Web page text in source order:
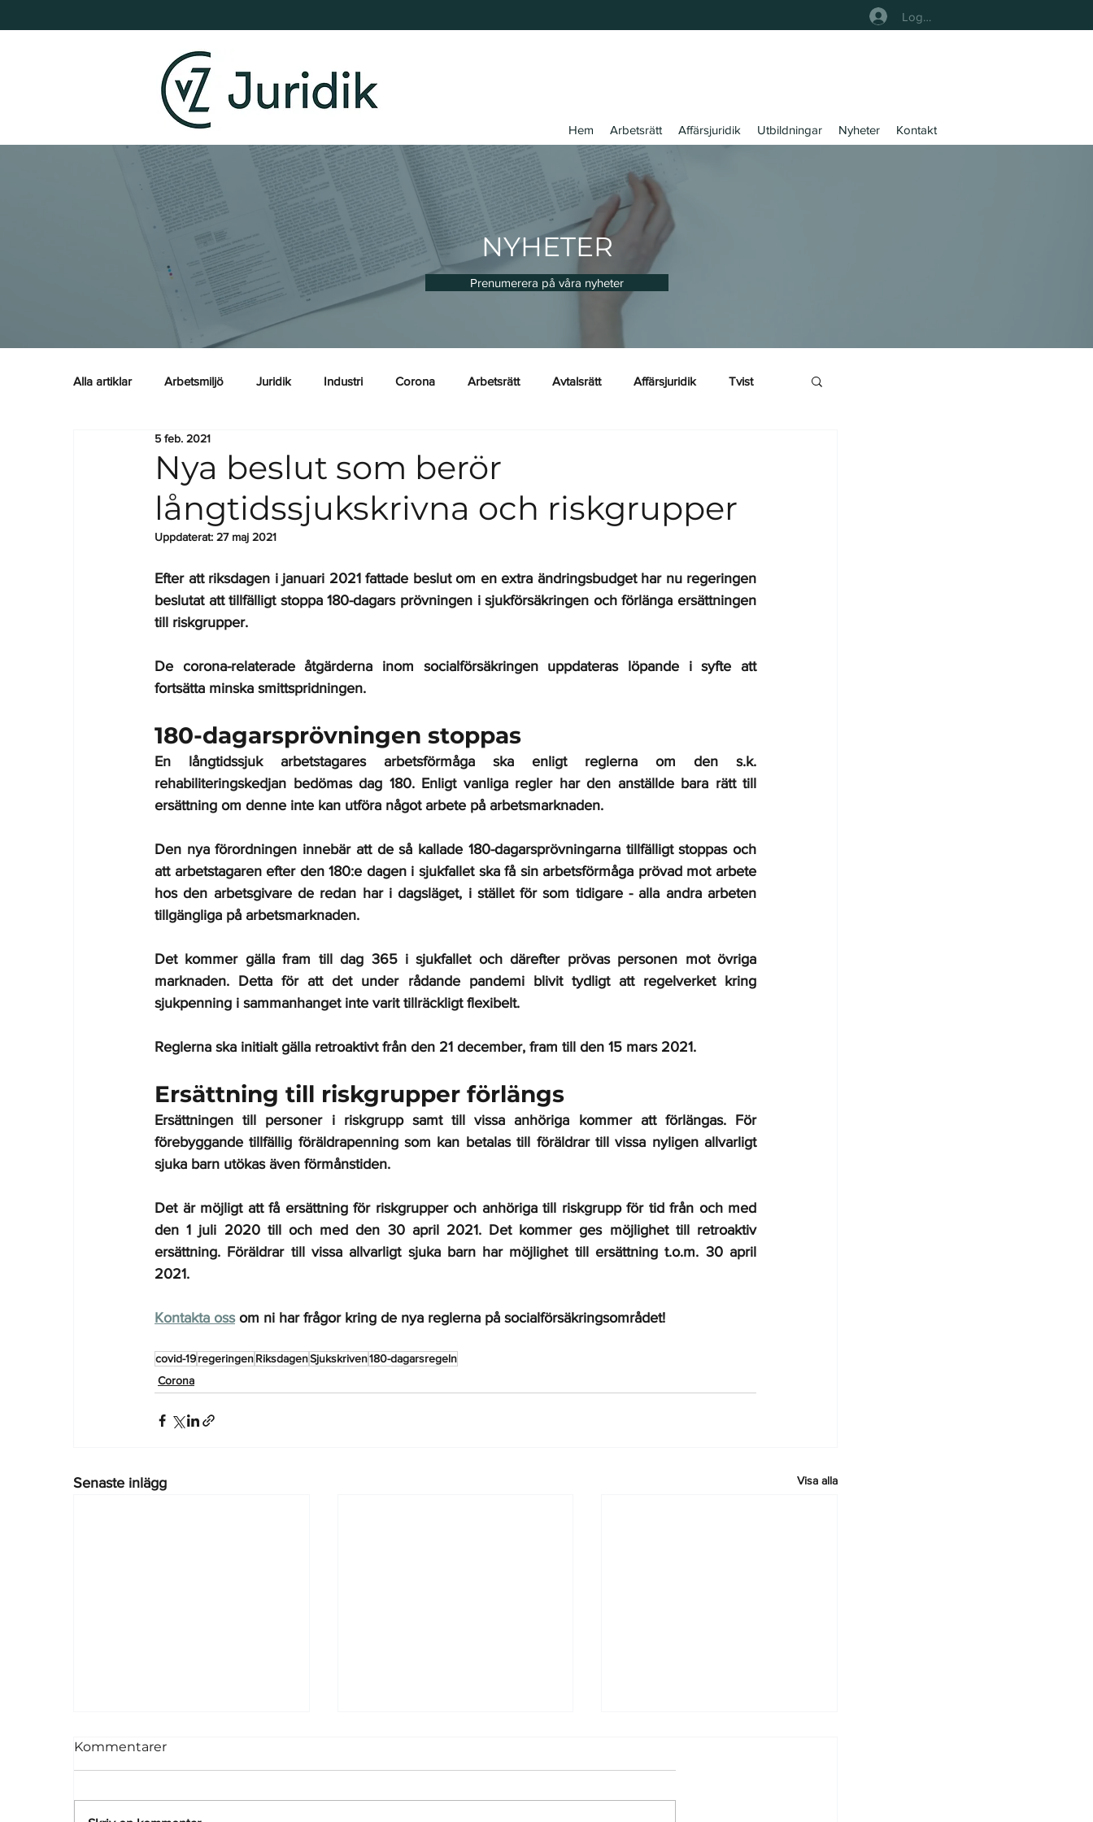
Logga In
Hem Arbetsrätt Affärsjuridik Utbildningar Nyheter Kontakt
NYHETER
Prenumerera på våra nyheter
Alla artiklar Arbetsmiljö Juridik Industri Corona Arbetsrätt Avtalsrätt Affärsjuridik Tvist
Entreprenad
Nya beslut som berör
långtidssjukskrivna och riskgrupper
5 feb. 2021
Uppdaterat: 27 maj 2021
Efter att riksdagen i januari 2021 fattade beslut om en extra ändringsbudget har nu regeringen
beslutat att tillfälligt stoppa 180-dagars prövningen i sjukförsäkringen och förlänga ersättningen
till riskgrupper.
De corona-relaterade åtgärderna inom socialförsäkringen uppdateras löpande i syfte att
fortsätta minska smittspridningen.
180-dagarsprövningen stoppas
En långtidssjuk arbetstagares arbetsförmåga ska enligt reglerna om den s.k.
rehabiliteringskedjan bedömas dag 180. Enligt vanliga regler har den anställde bara rätt till
ersättning om denne inte kan utföra något arbete på arbetsmarknaden.
Den nya förordningen innebär att de så kallade 180-dagarsprövningarna tillfälligt stoppas och
att arbetstagaren efter den 180:e dagen i sjukfallet ska få sin arbetsförmåga prövad mot arbete
hos den arbetsgivare de redan har i dagsläget, i stället för som tidigare - alla andra arbeten
tillgängliga på arbetsmarknaden.
Det kommer gälla fram till dag 365 i sjukfallet och därefter prövas personen mot övriga
marknaden. Detta för att det under rådande pandemi blivit tydligt att regelverket kring
sjukpenning i sammanhanget inte varit tillräckligt flexibelt.
Reglerna ska initialt gälla retroaktivt från den 21 december, fram till den 15 mars 2021.
Ersättning till riskgrupper förlängs
Ersättningen till personer i riskgrupp samt till vissa anhöriga kommer att förlängas. För
förebyggande tillfällig föräldrapenning som kan betalas till föräldrar till vissa nyligen allvarligt
sjuka barn utökas även förmånstiden.
Det är möjligt att få ersättning för riskgrupper och anhöriga till riskgrupp för tid från och med
den 1 juli 2020 till och med den 30 april 2021. Det kommer ges möjlighet till retroaktiv
ersättning. Föräldrar till vissa allvarligt sjuka barn har möjlighet till ersättning t.o.m. 30 april
2021.
Kontakta oss om ni har frågor kring de nya reglerna på socialförsäkringsområdet!
covid-19regeringenRiksdagenSjukskriven180-dagarsregeln
Corona
Senaste inlägg Visa alla
Kommentarer